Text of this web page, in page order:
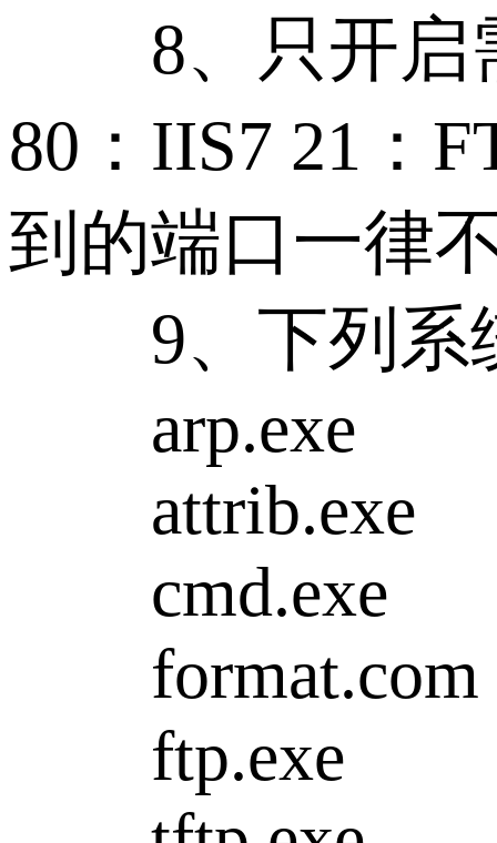
8、只开启需
80：IIS7 21：
到的端口一律
9、下列系统
arp.exe
attrib.exe
cmd.exe
format.com
ftp.exe